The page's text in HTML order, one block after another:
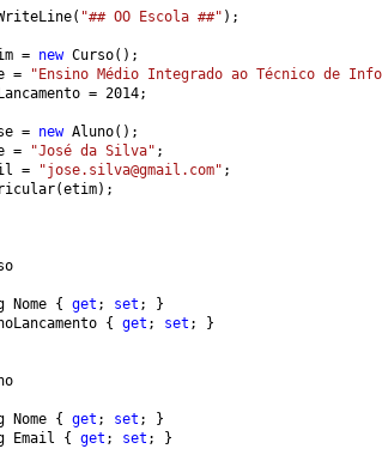
( "## OO Escola ##" );
= new Curso();
= "Ensino Médio Integrado ao Técnico de
= 2014;
= new Aluno();
= "José da Silva" ;
= "jose.silva@gmail.com" ;
(etim);
Nome { get ; set ; }
{ get ; set ; }
Nome { get ; set ; }
Email { get ; set ; }